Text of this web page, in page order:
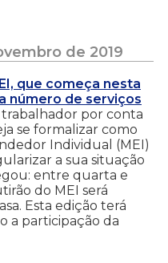
de 2019
que começa nesta
número de serviços
trabalhador por conta
se formalizar como
Individual (MEI)
a sua situação
entre quarta e
do MEI será
Esta edição terá
a participação da